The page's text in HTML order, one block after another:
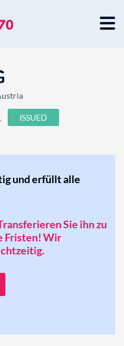
ISSUED
und erfüllt alle
Sie ihn zu
Fristen! Wir